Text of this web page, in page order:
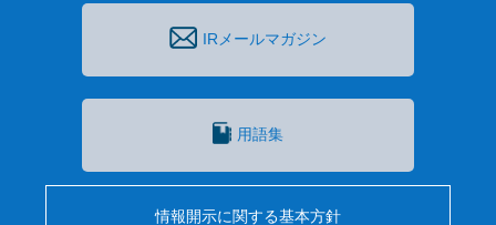
IRメールマガジン
用語集
情報開示に関する基本方針